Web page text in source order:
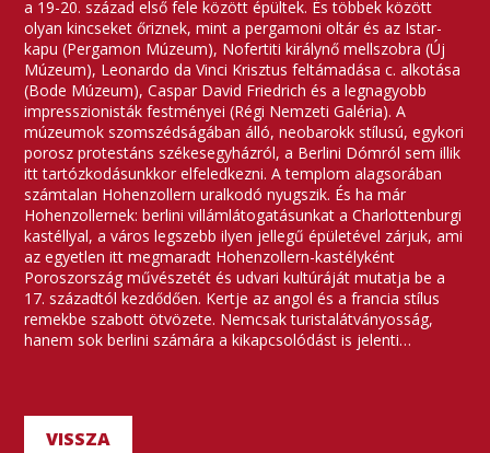
a 19-20. század első fele között épültek. És többek között
olyan kincseket őriznek, mint a pergamoni oltár és az Istar-
kapu (Pergamon Múzeum), Nofertiti királynő mellszobra (Új
Múzeum), Leonardo da Vinci Krisztus feltámadása c. alkotása
(Bode Múzeum), Caspar David Friedrich és a legnagyobb
impresszionisták festményei (Régi Nemzeti Galéria). A
múzeumok szomszédságában álló, neobarokk stílusú, egykori
porosz protestáns székesegyházról, a Berlini Dómról sem illik
itt tartózkodásunkkor elfeledkezni. A templom alagsorában
számtalan Hohenzollern uralkodó nyugszik. És ha már
Hohenzollernek: berlini villámlátogatásunkat a Charlottenburgi
kastéllyal, a város legszebb ilyen jellegű épületével zárjuk, ami
az egyetlen itt megmaradt Hohenzollern-kastélyként
Poroszország művészetét és udvari kultúráját mutatja be a
17. századtól kezdődően. Kertje az angol és a francia stílus
remekbe szabott ötvözete. Nemcsak turistalátványosság,
hanem sok berlini számára a kikapcsolódást is jelenti…
VISSZA